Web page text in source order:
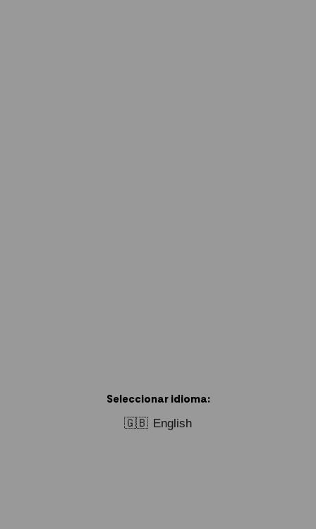
Seleccionar idioma:
🇬🇧 English